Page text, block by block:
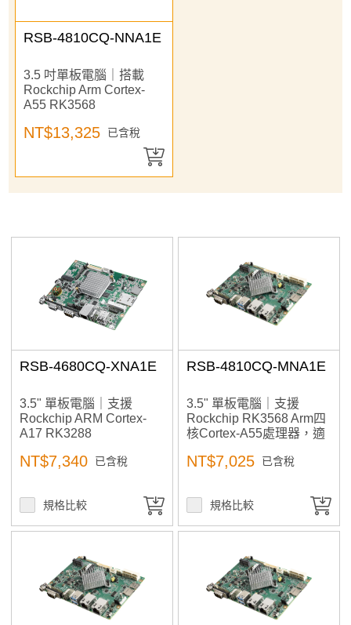
The Newest
Price: high–low
Price: low–high
A to Z
Z to A
RSB-4810CQ-NNA1E
3.5 吋單板電腦｜搭載
Rockchip Arm Cortex-
A55 RK3568
NT$13,325 已含稅
RSB-4680CQ-XNA1E
3.5" 單板電腦｜支援
Rockchip ARM Cortex-
A17 RK3288
NT$7,340 已含稅
規格比較
RSB-4810CQ-MNA1E
3.5" 單板電腦｜支援
Rockchip RK3568 Arm四
核Cortex-A55處理器，適
算應用
NT$7,025 已含稅
規格比較
產品已加入購物車
> 前往結帳